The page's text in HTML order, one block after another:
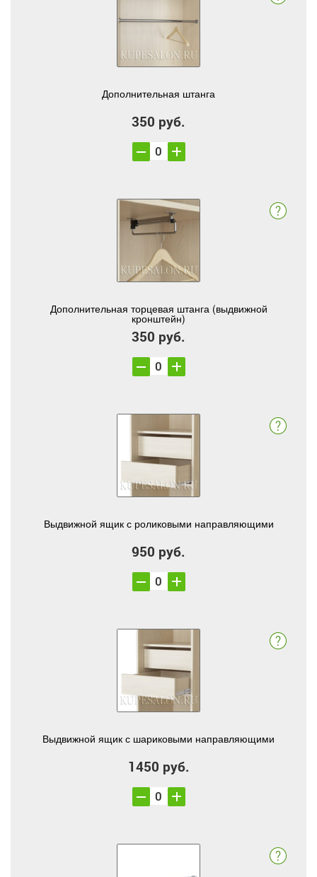
Дополнительная штанга
350 руб.
Дополнительная торцевая штанга (выдвижной
кронштейн)
350 руб.
Выдвижной ящик с роликовыми направляющими
950 руб.
Выдвижной ящик с шариковыми направляющими
1450 руб.